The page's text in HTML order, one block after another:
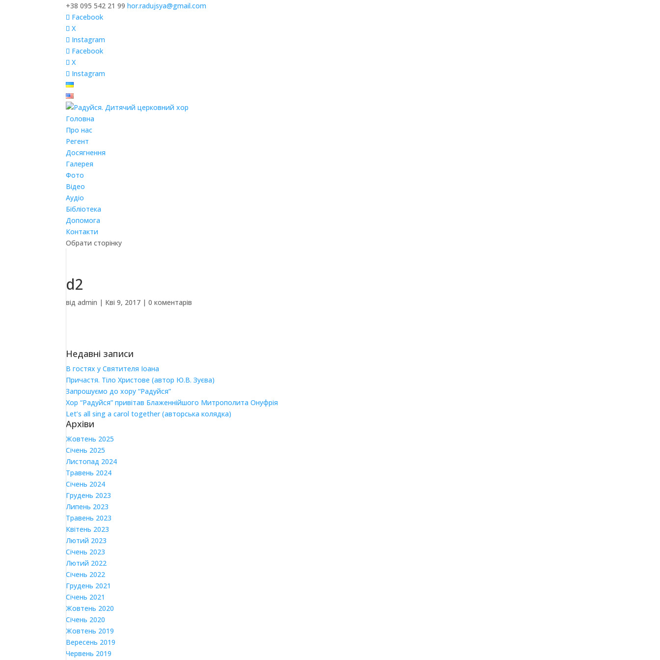
+38 095 542 21 99 hor.radujsya@gmail.com
Facebook
X
Instagram
Facebook
X
Instagram
Головна
Про нас
Регент
Досягнення
Галерея
Фото
Відео
Аудіо
Бібліотека
Допомога
Контакти
Обрати сторінку
d2
відadmin | Кві 9, 2017 |0 коментарів
Недавні записи
В гостях у Святителя Іоана
Причастя. Тіло Христове (автор Ю.В. Зуєва)
Запрошуємо до хору “Радуйся”
Хор “Радуйся” привітав Блаженнійшого Митрополита Онуфрія
Let’s all sing a carol together (авторська колядка)
Архіви
Жовтень 2025
Січень 2025
Листопад 2024
Травень 2024
Січень 2024
Грудень 2023
Липень 2023
Травень 2023
Квітень 2023
Лютий 2023
Січень 2023
Лютий 2022
Січень 2022
Грудень 2021
Січень 2021
Жовтень 2020
Січень 2020
Жовтень 2019
Вересень 2019
Червень 2019